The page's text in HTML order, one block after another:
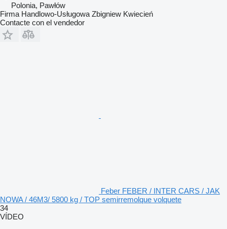
Polonia, Pawłów
Firma Handlowo-Usługowa Zbigniew Kwiecień
Contacte con el vendedor
Feber FEBER / INTER CARS / JAK
NOWA / 46M3/ 5800 kg / TOP semirremolque volquete
34
VÍDEO